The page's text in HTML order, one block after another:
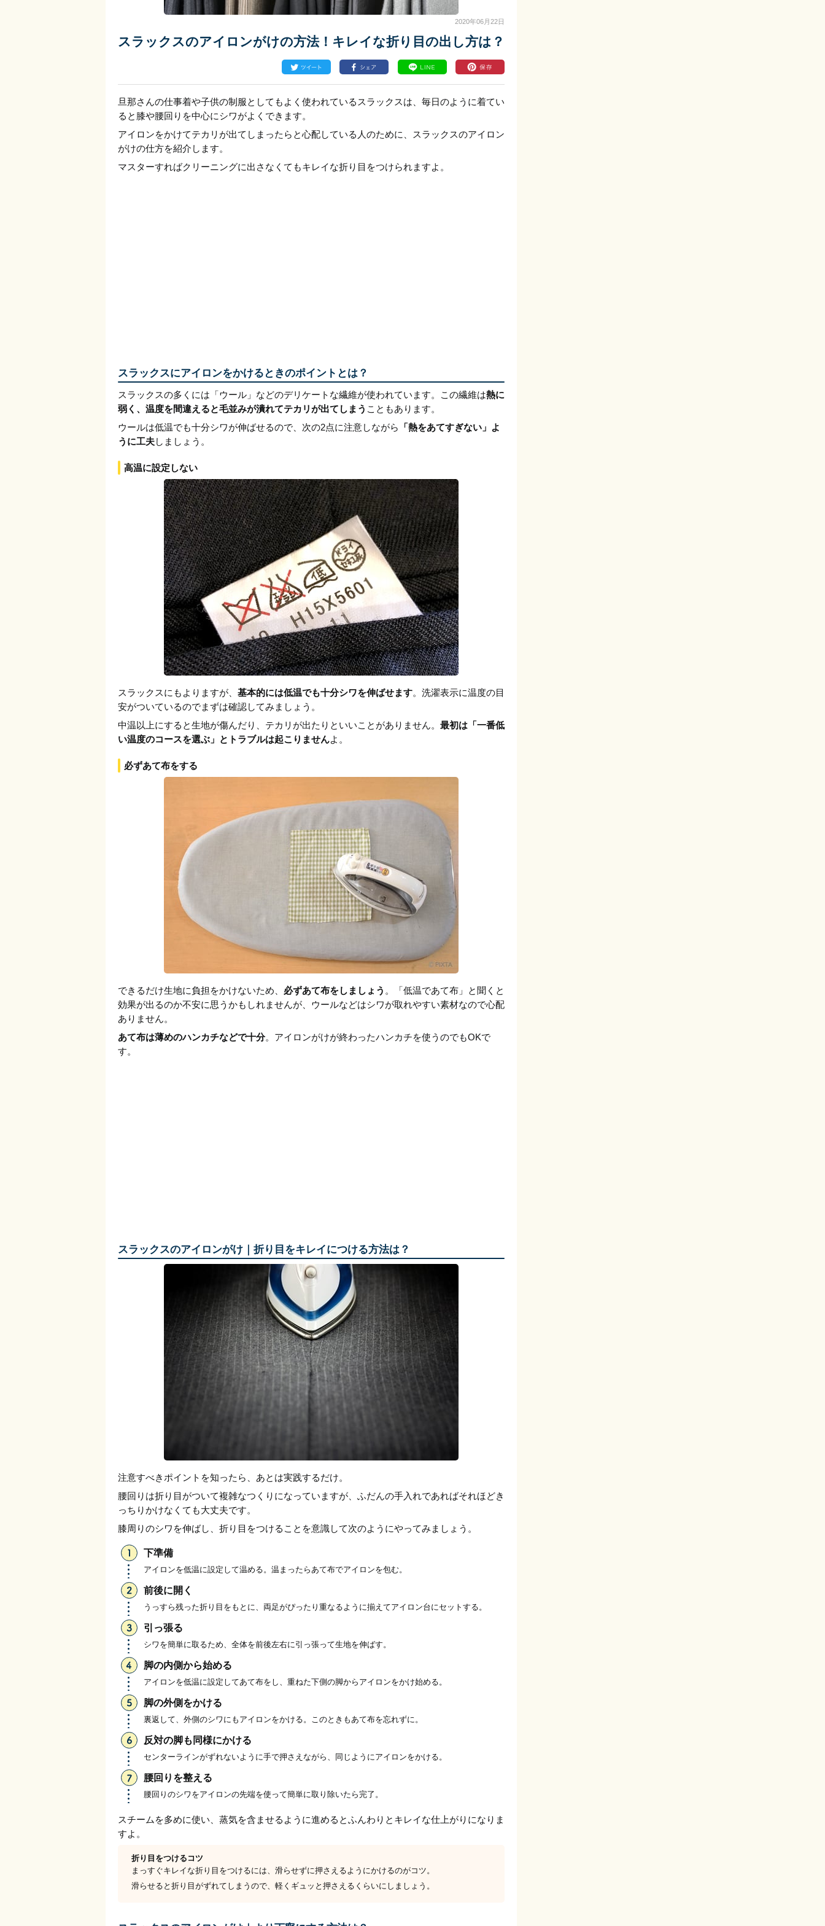
2020年06月22日
スラックスのアイロンがけの方法！キレイな折り目の出し方は？
旦那さんの仕事着や子供の制服としてもよく使われているスラックスは、毎日のように着てい
ると膝や腰回りを中心にシワがよくできます。
アイロンをかけてテカリが出てしまったらと心配している人のために、スラックスのアイロン
がけの仕方を紹介します。
マスターすればクリーニングに出さなくてもキレイな折り目をつけられますよ。
スラックスにアイロンをかけるときのポイントとは？
スラックスの多くには「ウール」などのデリケートな繊維が使われています。この繊維は熱に
弱く、温度を間違えると毛並みが潰れてテカリが出てしまう こともあります。
ウールは低温でも十分シワが伸ばせるので、次の2点に注意しながら
「熱をあてすぎない」よ
うに工夫しましょう。
高温に設定しない
スラックスにもよりますが、 基本的には低温でも十分シワを伸ばせます。洗濯表示に温度の目
安がついているのでまずは確認してみましょう。
中温以上にすると生地が傷んだり、テカリが出たりといいことがありません。 最初は「一番低
い温度のコースを選ぶ」とトラブルは起こりませんよ。
必ずあて布をする
できるだけ生地に負担をかけないため、 必ずあて布をしましょう 。「低温であて布」と聞くと
効果が出るのか不安に思うかもしれませんが、ウールなどはシワが取れやすい素材なので心配
ありません。
あて布は薄めのハンカチなどで十分。アイロンがけが終わったハンカチを使うのでもOKで
す。
スラックスのアイロンがけ｜折り目をキレイにつける方法は？
注意すべきポイントを知ったら、あとは実践するだけ。
腰回りは折り目がついて複雑なつくりになっていますが、ふだんの手入れであればそれほどき
っちりかけなくても大丈夫です。
膝周りのシワを伸ばし、折り目をつけることを意識して次のようにやってみましょう。
下準備
アイロンを低温に設定して温める。温まったらあて布でアイロンを包む。
前後に開く
うっすら残った折り目をもとに、両足がぴったり重なるように揃えてアイロン台にセットする。
引っ張る
シワを簡単に取るため、全体を前後左右に引っ張って生地を伸ばす。
脚の内側から始める
アイロンを低温に設定してあて布をし、重ねた下側の脚からアイロンをかけ始める。
脚の外側をかける
裏返して、外側のシワにもアイロンをかける。このときもあて布を忘れずに。
反対の脚も同様にかける
センターラインがずれないように手で押さえながら、同じようにアイロンをかける。
腰回りを整える
腰回りのシワをアイロンの先端を使って簡単に取り除いたら完了。
スチームを多めに使い、蒸気を含ませるように進めるとふんわりとキレイな仕上がりになりま
すよ。
折り目をつけるコツ
まっすぐキレイな折り目をつけるには、滑らせずに押さえるようにかけるのがコツ。
滑らせると折り目がずれてしまうので、軽くギュッと押さえるくらいにしましょう。